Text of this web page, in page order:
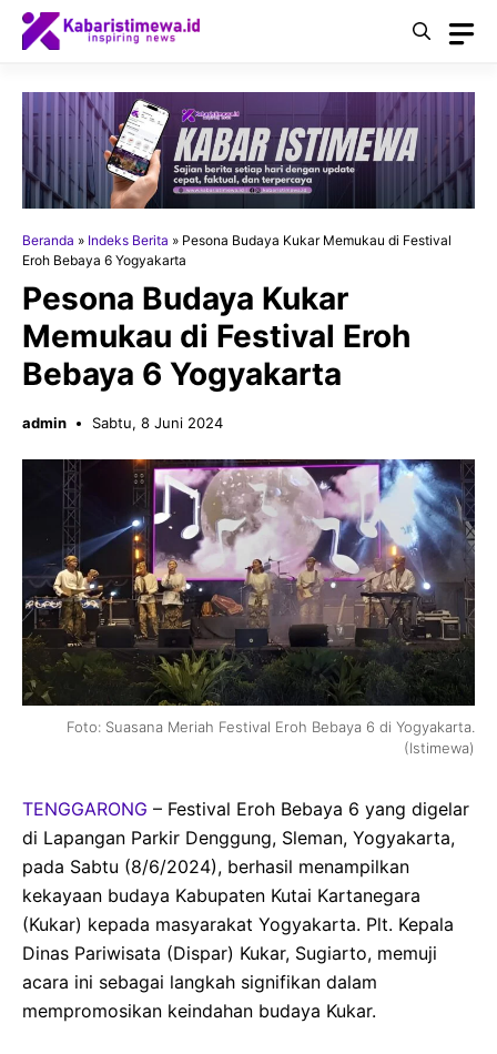
Langsung
Beranda » Indeks Berita » Pesona Budaya Kukar Memukau di Festival
Eroh Bebaya 6 Yogyakarta
Pesona Budaya Kukar
Memukau di Festival Eroh
Bebaya 6 Yogyakarta
admin Sabtu, 8 Juni 2024
Foto: Suasana Meriah Festival Eroh Bebaya 6 di Yogyakarta.
(Istimewa)
TENGGARONG – Festival Eroh Bebaya 6 yang digelar
di Lapangan Parkir Denggung, Sleman, Yogyakarta,
pada Sabtu (8/6/2024), berhasil menampilkan
kekayaan budaya Kabupaten Kutai Kartanegara
(Kukar) kepada masyarakat Yogyakarta. Plt. Kepala
Dinas Pariwisata (Dispar) Kukar, Sugiarto, memuji
acara ini sebagai langkah signifikan dalam
mempromosikan keindahan budaya Kukar.